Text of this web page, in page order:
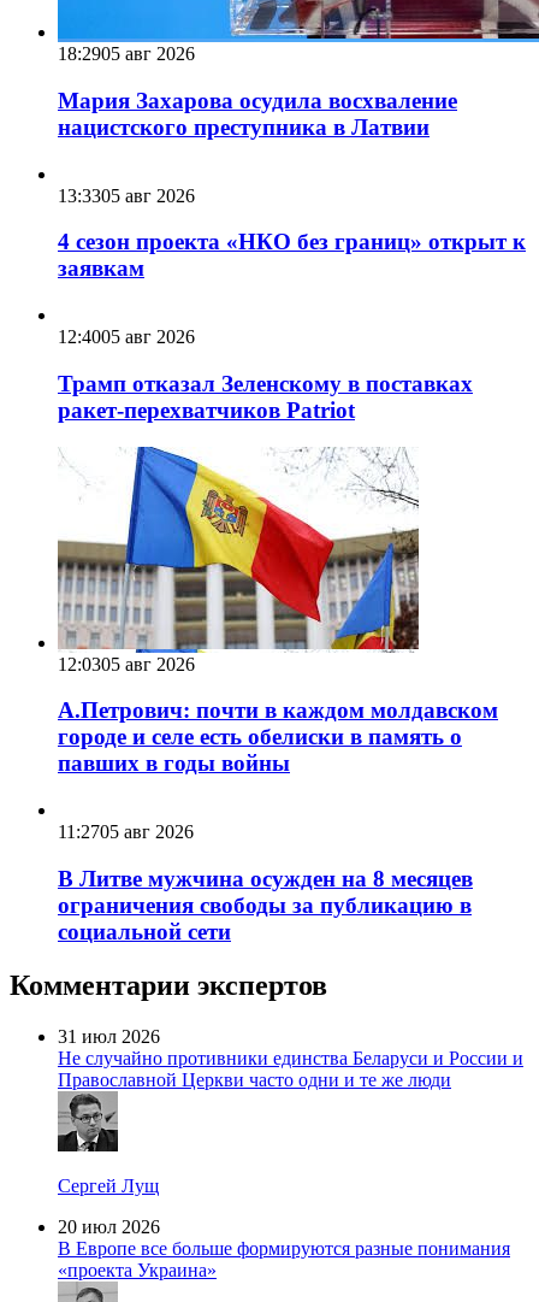
18:2905 авг 2026
Мария Захарова осудила восхваление
нацистского преступника в Латвии
13:3305 авг 2026
4 сезон проекта «НКО без границ» открыт к
заявкам
12:4005 авг 2026
Трамп отказал Зеленскому в поставках
ракет-перехватчиков Patriot
12:0305 авг 2026
А.Петрович: почти в каждом молдавском
городе и селе есть обелиски в память о
павших в годы войны
11:2705 авг 2026
В Литве мужчина осужден на 8 месяцев
ограничения свободы за публикацию в
социальной сети
Комментарии экспертов
31 июл 2026
Не случайно противники единства Беларуси и России и
Православной Церкви часто одни и те же люди
Сергей Лущ
20 июл 2026
В Европе все больше формируются разные понимания
«проекта Украина»